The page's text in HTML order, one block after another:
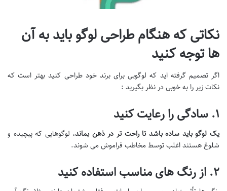
نکاتی که هنگام طراحی لوگو باید به آن
ها توجه کنید
اگر تصمیم گرفته اید که لوگویی برای برند خود طراحی کنید بهتر است که
نکات زیر را به خوبی در نظر بگیرید :
۱. سادگی را رعایت کنید
یک لوگو باید ساده باشد تا راحت تر در ذهن بماند. لوگوهایی که پیچیده و
شلوغ هستند اغلب توسط مخاطب فراموش می شوند.
۲. از رنگ های مناسب استفاده کنید